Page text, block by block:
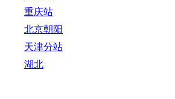
重庆站
北京朝阳
天津分站
湖北